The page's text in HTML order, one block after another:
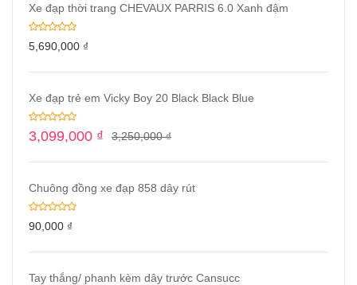
Xe đạp thời trang CHEVAUX PARRIS 6.0 Xanh đậm
5,690,000 ₫
Xe đạp trẻ em Vicky Boy 20 Black Black Blue
3,250,000₫
3,099,000 ₫
Chuông đồng xe đạp 858 dây rút
90,000 ₫
Tay thắng/ phanh kèm dây trước Cansucc